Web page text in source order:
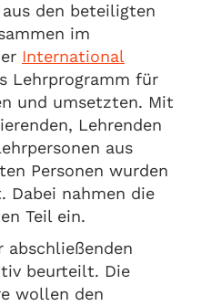
den beteiligten
im
International
Lehrprogramm für
und umsetzten. Mit
Lehrenden
aus
Personen wurden
Dabei nahmen die
Teil ein.
abschließenden
beurteilt. Die
wollen den